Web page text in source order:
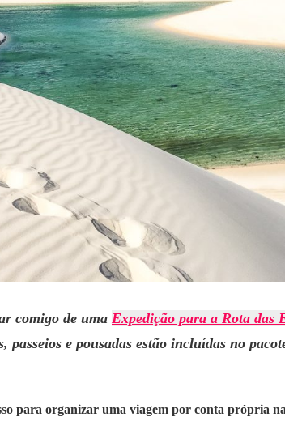
comigo de uma Expedição para a Rota das
passeios e pousadas estão incluídas no
para organizar uma viagem por conta própria